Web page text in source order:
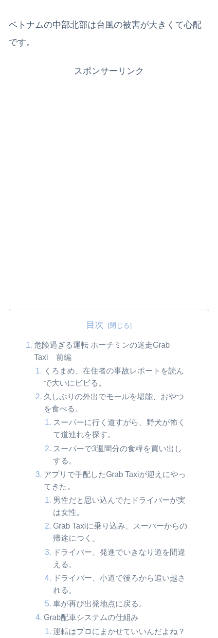
ベトナムの中部北部は台風の被害が大きくて心配
です。
スポンサーリンク
目次
危険過ぎる運転 ホーチミンの迷走Grab
Taxi 前編
くろまめ、在住者の事故レポートを読ん
で大いにビビる。
久しぶりの外出でモールを堪能、おやつ
を食べる。
スーパーに行く道すがら、野犬が怖く
て道連れを探す。
スーパーで3週間分の食糧を買い出し
する。
アプリで手配したGrab Taxiが迎えにやっ
てきた。
男性だと思い込んでたドライバーが実
は女性。
Grab Taxiに乗り込み、スーパーからの
帰途につく。
ドライバー、発進でいきなり道を間違
える。
ドライバー、小道で後ろから追い越さ
れる。
車が再び出発地点に戻る。
Grab配車システムの仕組み
運転はプロにまかせていいんだよね？